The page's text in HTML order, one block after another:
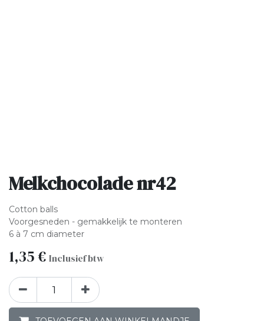
Melkchocolade nr42
Cotton balls
Voorgesneden - gemakkelijk te monteren
6 à 7 cm diameter
1,35€ Inclusief btw